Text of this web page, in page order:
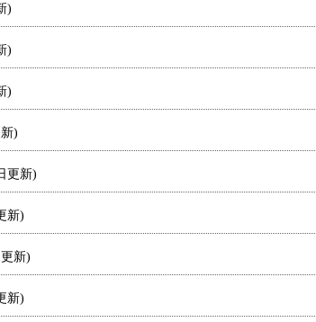
)
)
)
)
更新)
新)
新)
新)